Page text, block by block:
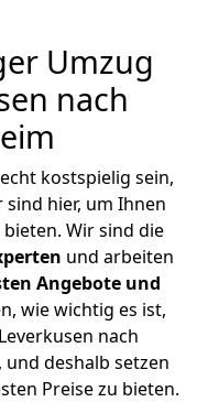
Umzug
nach
kostspielig sein,
hier, um Ihnen
bieten. Wir sind die
und arbeiten
Angebote und
wie wichtig es ist,
nach
und deshalb setzen
Preise zu bieten.